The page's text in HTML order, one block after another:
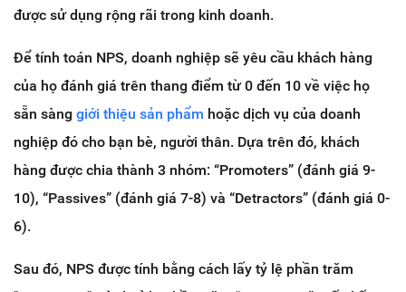
được sử dụng rộng rãi trong kinh doanh.
Để tính toán NPS, doanh nghiệp sẽ yêu cầu khách hàng
của họ đánh giá trên thang điểm từ 0 đến 10 về việc họ
sẵn sàng giới thiệu sản phẩm hoặc dịch vụ của doanh
nghiệp đó cho bạn bè, người thân. Dựa trên đó, khách
hàng được chia thành 3 nhóm: “Promoters” (đánh giá 9-
10), “Passives” (đánh giá 7-8) và “Detractors” (đánh giá 0-
6).
Sau đó, NPS được tính bằng cách lấy tỷ lệ phần trăm